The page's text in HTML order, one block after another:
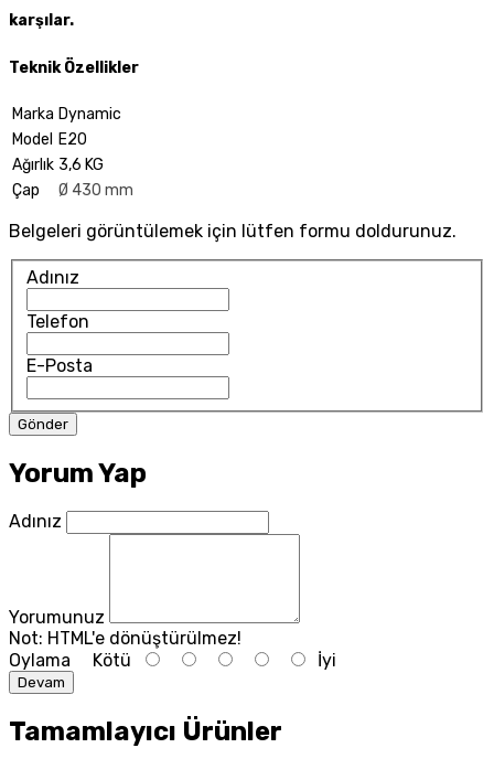
karşılar.
Teknik Özellikler
Marka Dynamic
Model
E20
Ağırlık 3,6 KG
Çap
Ø 430 mm
Belgeleri görüntülemek için lütfen formu doldurunuz.
Adınız
Telefon
E-Posta
Yorum Yap
Adınız
Yorumunuz
Not: HTML'e dönüştürülmez!
Oylama Kötü İyi
Devam
Tamamlayıcı Ürünler